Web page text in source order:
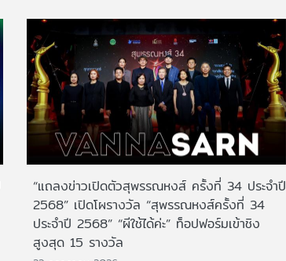
“แถลงข่าวเปิดตัวสุพรรณหงส์ ครั้งที่ 34 ประจำปี
2568” เปิดโผรางวัล “สุพรรณหงส์ครั้งที่ 34
ประจำปี 2568” “ผีใช้ได้ค่ะ” ท็อปฟอร์มเข้าชิง
สูงสุด 15 รางวัล